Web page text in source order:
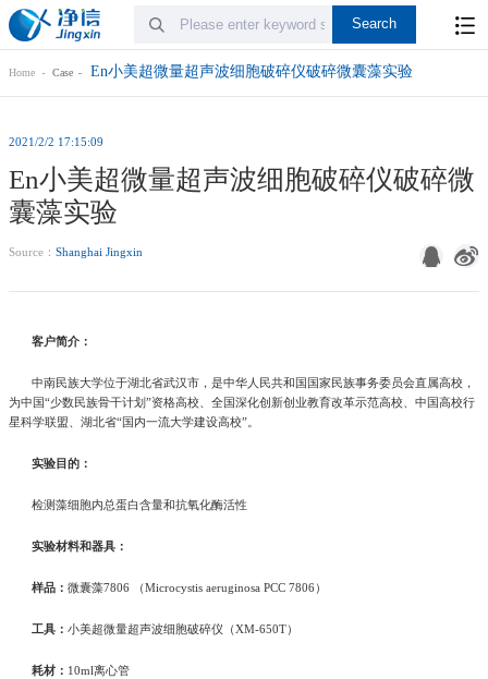
Home Case En小美超微量超声波细胞破碎仪破碎微囊藻实验
2021/2/2 17:15:09
En小美超微量超声波细胞破碎仪破碎微
囊藻实验
Source：Shanghai Jingxin
客户简介：
中南民族大学位于湖北省武汉市，是中华人民共和国国家民族事务委员会直属高校，
为中国“少数民族骨干计划”资格高校、全国深化创新创业教育改革示范高校、中国高校行
星科学联盟、湖北省“国内一流大学建设高校”。
实验目的：
检测藻细胞内总蛋白含量和抗氧化酶活性
实验材料和器具：
样品：微囊藻7806 （Microcystis aeruginosa PCC 7806）
工具：小美超微量超声波细胞破碎仪（XM-650T）
耗材： 10ml离心管